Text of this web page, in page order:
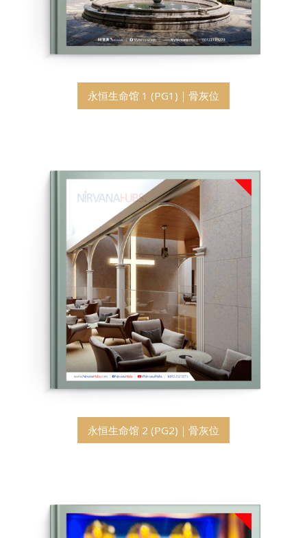
永恒生命馆 1 (PG1)｜骨灰位
永恒生命馆 2 (PG2)｜骨灰位